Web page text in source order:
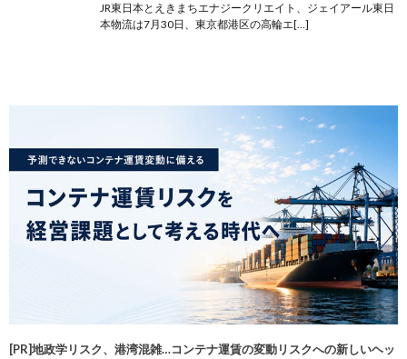
JR東日本とえきまちエナジークリエイト、ジェイアール東日
本物流は7月30日、東京都港区の高輪エ[…]
[PR]地政学リスク、港湾混雑…コンテナ運賃の変動リスクへの新しいヘッ